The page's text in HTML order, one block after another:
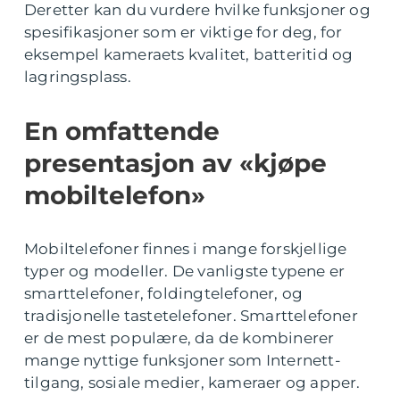
Deretter kan du vurdere hvilke funksjoner og
spesifikasjoner som er viktige for deg, for
eksempel kameraets kvalitet, batteritid og
lagringsplass.
En omfattende
presentasjon av «kjøpe
mobiltelefon»
Mobiltelefoner finnes i mange forskjellige
typer og modeller. De vanligste typene er
smarttelefoner, foldingtelefoner, og
tradisjonelle tastetelefoner. Smarttelefoner
er de mest populære, da de kombinerer
mange nyttige funksjoner som Internett-
tilgang, sosiale medier, kameraer og apper.